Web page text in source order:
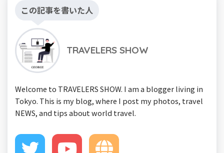
この記事を書いた人
TRAVELERS SHOW
Welcome to TRAVELERS SHOW. I am a blogger living in
Tokyo. This is my blog, where I post my photos, travel
NEWS, and tips about world travel.